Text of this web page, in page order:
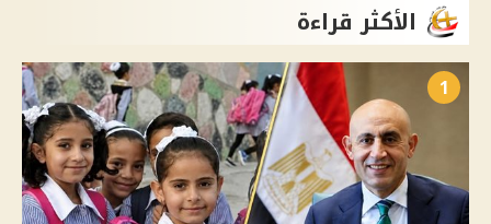
الأكثر قراءة
1